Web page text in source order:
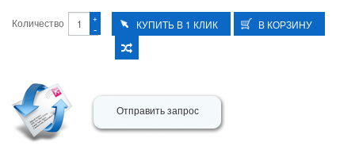
Количество -
+
Отправить запрос